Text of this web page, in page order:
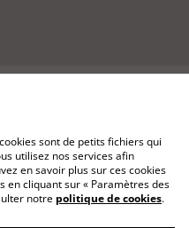
Politique de cookies
sont de petits fichiers qui
utilisez nos services afin
en savoir plus sur ces cookies
en cliquant sur « Paramètres des
notre politique de cookies.